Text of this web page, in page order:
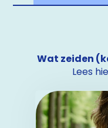
Wat zeiden
Lees